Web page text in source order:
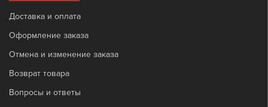
Доставка и оплата
Оформление заказа
Отмена и изменение заказа
Возврат товара
Вопросы и ответы